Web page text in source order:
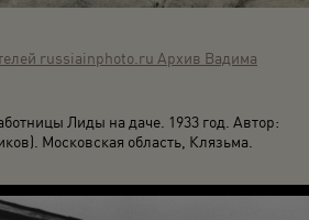
russiainphoto.ru Архив Вадима
Лиды на даче. 1933 год. Автор:
Московская область, Клязьма.